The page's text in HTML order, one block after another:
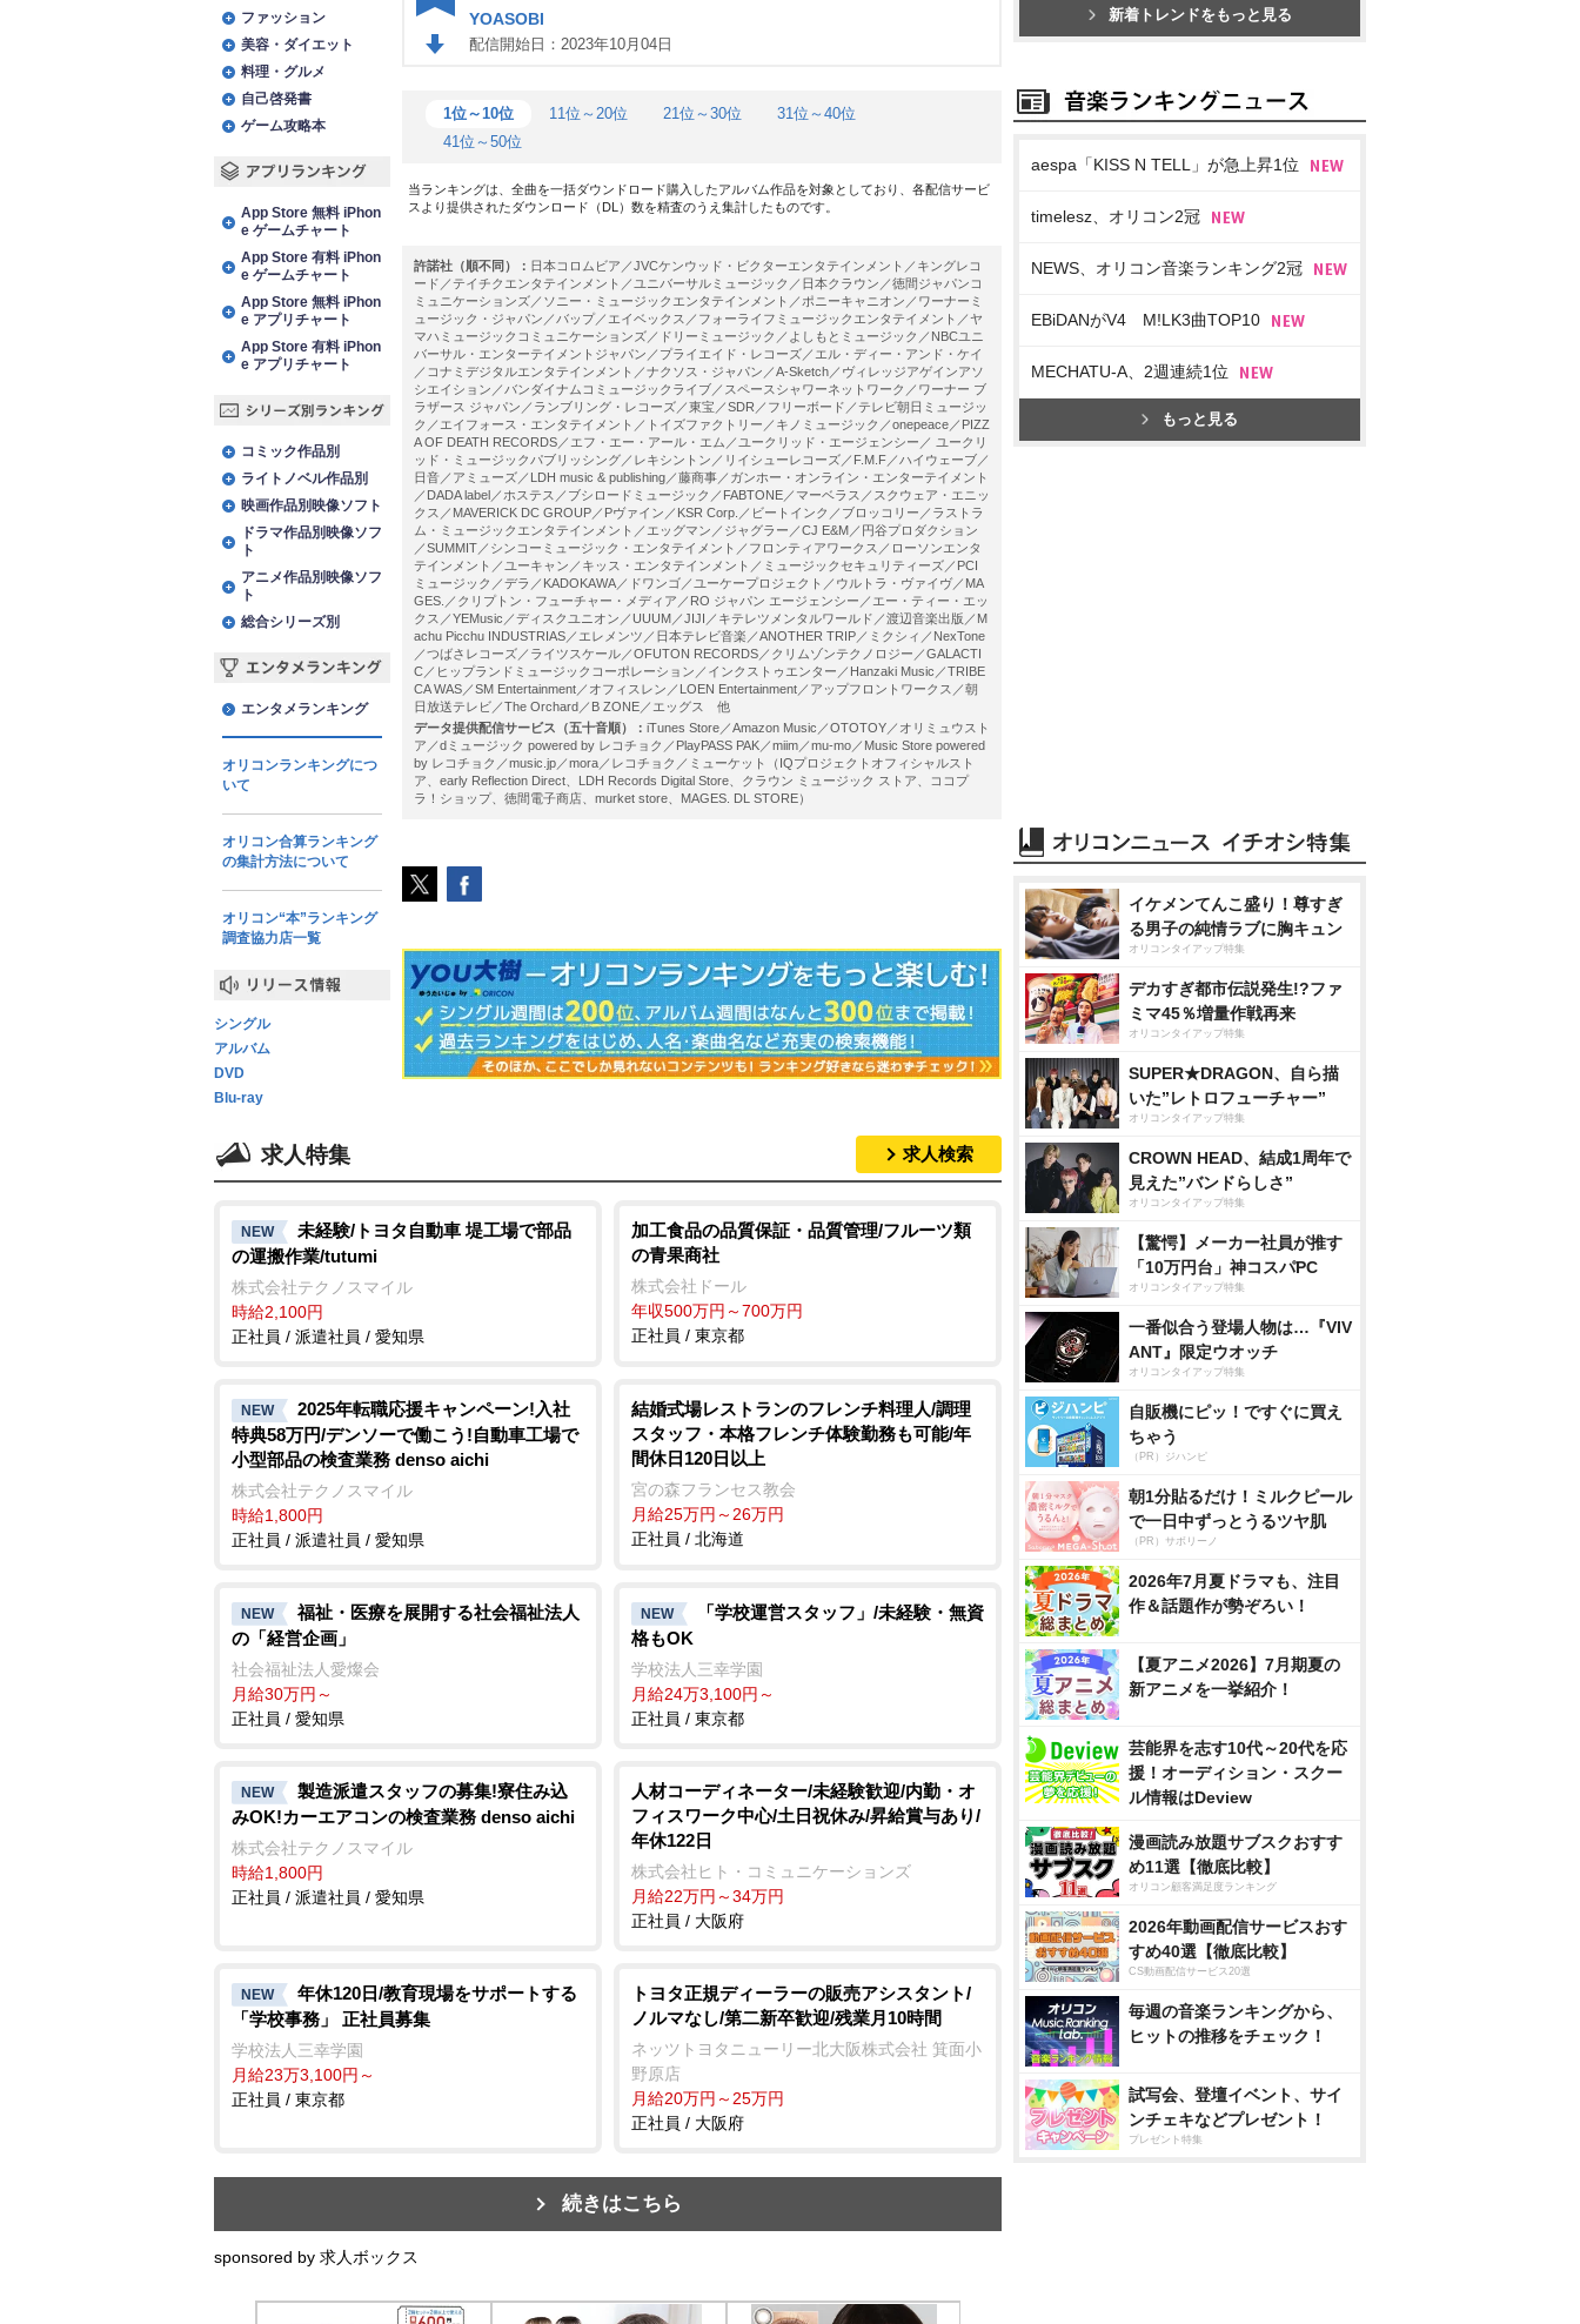
WN
YOASOBI
配信開始日：2023年10月04日
1位～10位 11位～20位 21位～30位
31位～40位
41位～50位
当ランキングは、全曲を一括ダウンドロード購入したアルバム作品を対象としており、各配信サービ
スより提供されたダウンロード（DL）数を精査のうえ集計したものです。
許諾社（順不同）： 日本コロムビア／JVCケンウッド・ビクターエンタテインメント／キングレコ
ード／テイチクエンタテインメント／ユニバーサルミュージック／日本クラウン／徳間ジャパンコ
ミュニケーションズ／ソニー・ミュージックエンタテインメント／ポニーキャニオン／ワーナーミ
ュージック・ジャパン／バップ／エイベックス／フォーライフミュージックエンタテイメント／ヤ
マハミュージックコミュニケーションズ／ドリーミュージック／よしもとミュージック／NBCユニ
バーサル・エンターテイメントジャパン／プライエイド・レコーズ／エル・ディー・アンド・ケイ
／コナミデジタルエンタテインメント／ナクソス・ジャパン／A-Sketch／ヴィレッジアゲインアソ
シエイション／バンダイナムコミュージックライブ／スペースシャワーネットワーク／ワーナー ブ
ラザース ジャパン／ランブリング・レコーズ／東宝／SDR／フリーボード／テレビ朝日ミュージッ
ク／エイフォース・エンタテイメント／トイズファクトリー／キノミュージック／onepeace／PIZZ
A OF DEATH RECORDS／エフ・エー・アール・エム／ユークリッド・エージェンシー／ ユークリ
ッド・ミュージックパブリッシング／レキシントン／リイシューレコーズ／F.M.F／ハイウェーブ／
日音／アミューズ／LDH music & publishing／藤商事／ガンホー・オンライン・エンターテイメント
／DADA label／ホステス／ブシロードミュージック／FABTONE／マーベラス／スクウェア・エニッ
クス／MAVERICK DC GROUP／Pヴァイン／KSR Corp.／ビートインク／ブロッコリー／ラストラ
ム・ミュージックエンタテインメント／エッグマン／ジャグラー／CJ E&M／円谷プロダクション
／SUMMIT／シンコーミュージック・エンタテイメント／フロンティアワークス／ローソンエンタ
テインメント／ユーキャン／キッス・エンタテインメント／ミュージックセキュリティーズ／PCI
ミュージック／デラ／KADOKAWA／ドワンゴ／ユーケープロジェクト／ウルトラ・ヴァイヴ／MA
GES.／クリプトン・フューチャー・メディア／RO ジャパン エージェンシー／エー・ティー・エッ
クス／YEMusic／ディスクユニオン／UUUM／JIJI／キテレツメンタルワールド／渡辺音楽出版／M
achu Picchu INDUSTRIAS／エレメンツ／日本テレビ音楽／ANOTHER TRIP／ミクシィ／NexTone
／つばさレコーズ／ライツスケール／OFUTON RECORDS／クリムゾンテクノロジー／GALACTI
C／ヒップランドミュージックコーポレーション／インクストゥエンター／Hanzaki Music／TRIBE
CA WAS／SM Entertainment／オフィスレン／LOEN Entertainment／アップフロントワークス／朝
日放送テレビ／The Orchard／B ZONE／エッグス 他
データ提供配信サービス（五十音順）： iTunes Store／Amazon Music／OTOTOY／オリミュウスト
ア／dミュージック powered by レコチョク／PlayPASS PAK／miim／mu-mo／Music Store powered
by レコチョク／music.jp／mora／レコチョク／ミューケット（IQプロジェクトオフィシャルスト
ア、early Reflection Direct、LDH Records Digital Store、クラウン ミュージック ストア、ココプ
ラ！ショップ、徳間電子商店、murket store、MAGES. DL STORE）
ファッション
美容・ダイエット
料理・グルメ
自己啓発書
ゲーム攻略本
App Store 無料 iPhon
e ゲームチャート
App Store 有料 iPhon
e ゲームチャート
App Store 無料 iPhon
e アプリチャート
App Store 有料 iPhon
e アプリチャート
コミック作品別
ライトノベル作品別
映画作品別映像ソフト
ドラマ作品別映像ソフ
ト
アニメ作品別映像ソフ
ト
総合シリーズ別
エンタメランキング
オリコンランキングにつ
いて
オリコン合算ランキング
の集計方法について
オリコン“本”ランキング
調査協力店一覧
シングル
アルバム
DVD
Blu-ray
求人特集 求人検索
NEW
未経験/トヨタ自動車 堤工場で部品
の運搬作業/tutumi
株式会社テクノスマイル
時給2,100円
正社員 / 派遣社員 / 愛知県
加工食品の品質保証・品質管理/フルーツ類
の青果商社
株式会社ドール
年収500万円～700万円
正社員 / 東京都
NEW
2025年転職応援キャンペーン!入社
特典58万円/デンソーで働こう!自動車工場で
小型部品の検査業務 denso aichi
株式会社テクノスマイル
時給1,800円
正社員 / 派遣社員 / 愛知県
結婚式場レストランのフレンチ料理人/調理
スタッフ・本格フレンチ体験勤務も可能/年
間休日120日以上
宮の森フランセス教会
月給25万円～26万円
正社員 / 北海道
NEW
福祉・医療を展開する社会福祉法人
の「経営企画」
社会福祉法人愛燦会
月給30万円～
正社員 / 愛知県
NEW
「学校運営スタッフ」/未経験・無資
格もOK
学校法人三幸学園
月給24万3,100円～
正社員 / 東京都
NEW
製造派遣スタッフの募集!寮住み込
みOK!カーエアコンの検査業務 denso aichi
株式会社テクノスマイル
時給1,800円
正社員 / 派遣社員 / 愛知県
人材コーディネーター/未経験歓迎/内勤・オ
フィスワーク中心/土日祝休み/昇給賞与あり/
年休122日
株式会社ヒト・コミュニケーションズ
月給22万円～34万円
正社員 / 大阪府
NEW
年休120日/教育現場をサポートする
「学校事務」 正社員募集
学校法人三幸学園
月給23万3,100円～
正社員 / 東京都
トヨタ正規ディーラーの販売アシスタント/
ノルマなし/第二新卒歓迎/残業月10時間
ネッツトヨタニューリー北大阪株式会社 箕面小
野原店
月給20万円～25万円
正社員 / 大阪府
続きはこちら
sponsored by 求人ボックス
新着トレンドをもっと見る
aespa「KISS N TELL」が急上昇1位
timelesz、オリコン2冠
NEWS、オリコン音楽ランキング2冠
EBiDANがV4 M!LK3曲TOP10
MECHATU-A、2週連続1位
もっと見る
イケメンてんこ盛り！尊すぎ
る男子の純情ラブに胸キュン
オリコンタイアップ特集
デカすぎ都市伝説発生!?ファ
ミマ45％増量作戦再来
オリコンタイアップ特集
SUPER★DRAGON、自ら描
いた”レトロフューチャー”
オリコンタイアップ特集
CROWN HEAD、結成1周年で
見えた”バンドらしさ”
オリコンタイアップ特集
【驚愕】メーカー社員が推す
「10万円台」神コスパPC
オリコンタイアップ特集
一番似合う登場人物は…『VIV
ANT』限定ウオッチ
オリコンタイアップ特集
自販機にピッ！ですぐに買え
ちゃう
（PR）ジハンピ
朝1分貼るだけ！ミルクピール
で一日中ずっとうるツヤ肌
（PR）サボリーノ
2026年7月夏ドラマも、注目
作＆話題作が勢ぞろい！
【夏アニメ2026】7月期夏の
新アニメを一挙紹介！
芸能界を志す10代～20代を応
援！オーディション・スクー
ル情報はDeview
漫画読み放題サブスクおすす
め11選【徹底比較】
オリコン顧客満足度ランキング
2026年動画配信サービスおす
すめ40選【徹底比較】
CS動画配信サービス20選
毎週の音楽ランキングから、
ヒットの推移をチェック！
試写会、登壇イベント、サイ
ンチェキなどプレゼント！
プレゼント特集